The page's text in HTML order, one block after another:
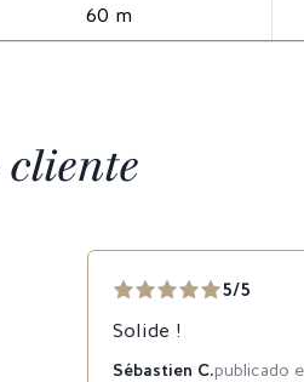
60 m
5/5
Solide !
Sébastien C.publicado